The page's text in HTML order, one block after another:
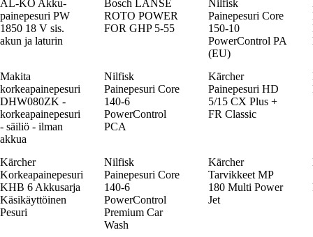
AL-KO Akku-
painepesuri PW
1850 18 V sis.
akun ja laturin
Bosch LANSE
ROTO POWER
FOR GHP 5-55
Nilfisk
Painepesuri Core
150-10
PowerControl PA
(EU)
Makita
korkeapainepesuri
DHW080ZK -
korkeapainepesuri
- säiliö - ilman
akkua
Nilfisk
Painepesuri Core
140-6
PowerControl
PCA
Kärcher
Painepesuri HD
5/15 CX Plus +
FR Classic
Kärcher
Korkeapainepesuri
KHB 6 Akkusarja
Käsikäyttöinen
Pesuri
Nilfisk
Painepesuri Core
140-6
PowerControl
Premium Car
Wash
Kärcher
Tarvikkeet MP
180 Multi Power
Jet